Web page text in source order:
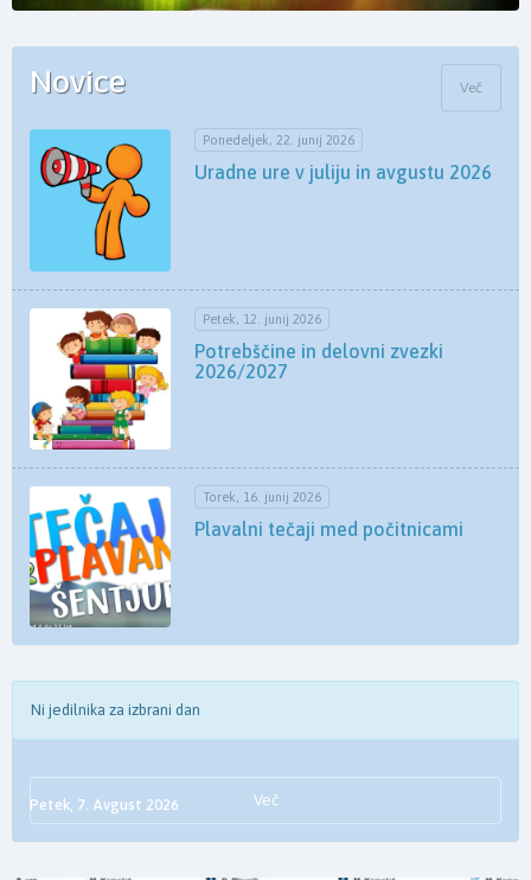
Novice Več
Ponedeljek, 22. junij 2026
Uradne ure v juliju in avgustu 2026
Petek, 12. junij 2026
Potrebščine in delovni zvezki
2026/2027
Torek, 16. junij 2026
Plavalni tečaji med počitnicami
Petek, 7. Avgust 2026
Ni jedilnika za izbrani dan
Več